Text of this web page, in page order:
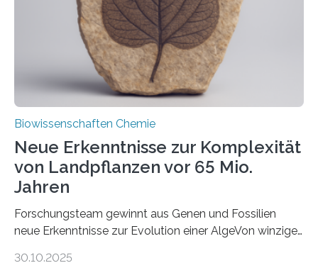
Funktionsfähigkeit der Organellen entscheidend ist. Die
Studie wurde am 28. Oktober 2025 in der
Fachzeitschrift…
Biowissenschaften Chemie
Neue Erkenntnisse zur Komplexität
von Landpflanzen vor 65 Mio.
Jahren
Forschungsteam gewinnt aus Genen und Fossilien
neue Erkenntnisse zur Evolution einer AlgeVon winzigen
Landpflanzen zählen zu den komplexesten
30.10.2025